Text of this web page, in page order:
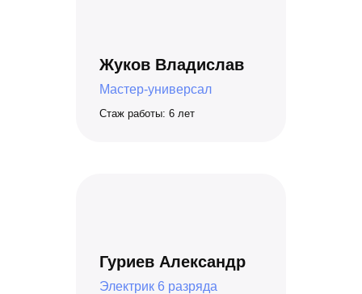
Гуриев Александр
Электрик 6 разряда
Жуков Владислав
Мастер-универсал
Стаж работы: 6 лет